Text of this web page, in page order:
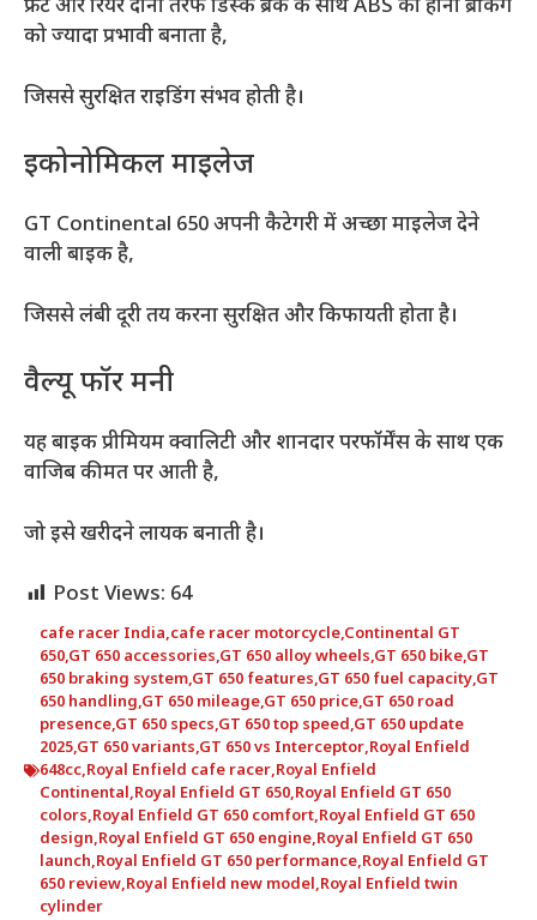
फ्रंट और रियर दोनों तरफ डिस्क ब्रेक के साथ ABS का होना ब्रेकिंग
को ज्यादा प्रभावी बनाता है,
जिससे सुरक्षित राइडिंग संभव होती है।
इकोनोमिकल माइलेज
GT Continental 650 अपनी कैटेगरी में अच्छा माइलेज देने
वाली बाइक है,
जिससे लंबी दूरी तय करना सुरक्षित और किफायती होता है।
वैल्यू फॉर मनी
यह बाइक प्रीमियम क्वालिटी और शानदार परफॉर्मेंस के साथ एक
वाजिब कीमत पर आती है,
जो इसे खरीदने लायक बनाती है।
Post Views: 64
cafe racer India,cafe racer motorcycle,Continental GT
650,GT 650 accessories,GT 650 alloy wheels,GT 650 bike,GT
650 braking system,GT 650 features,GT 650 fuel capacity,GT
650 handling,GT 650 mileage,GT 650 price,GT 650 road
presence,GT 650 specs,GT 650 top speed,GT 650 update
2025,GT 650 variants,GT 650 vs Interceptor,Royal Enfield
648cc,Royal Enfield cafe racer,Royal Enfield
Continental,Royal Enfield GT 650,Royal Enfield GT 650
colors,Royal Enfield GT 650 comfort,Royal Enfield GT 650
design,Royal Enfield GT 650 engine,Royal Enfield GT 650
launch,Royal Enfield GT 650 performance,Royal Enfield GT
650 review,Royal Enfield new model,Royal Enfield twin
cylinder